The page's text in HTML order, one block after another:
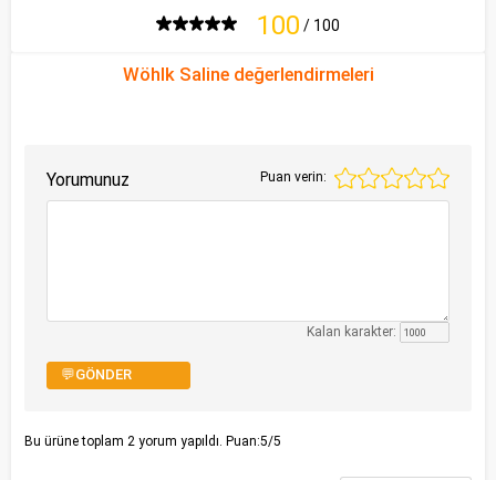
100 / 100
Wöhlk Saline değerlendirmeleri
Yorumunuz Puan verin:
Kalan karakter:
💬GÖNDER
Bu ürüne toplam 2 yorum yapıldı. Puan:5/5